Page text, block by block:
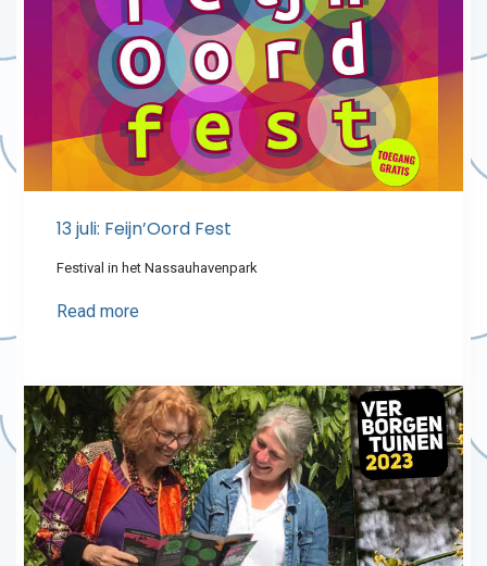
13 juli: Feijn’Oord Fest
Festival in het Nassauhavenpark
Read more